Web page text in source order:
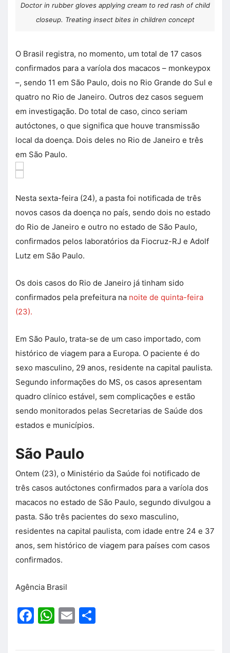
Doctor in rubber gloves applying cream to red rash of child
closeup. Treating insect bites in children concept
O Brasil registra, no momento, um total de 17 casos
confirmados para a varíola dos macacos – monkeypox
–, sendo 11 em São Paulo, dois no Rio Grande do Sul e
quatro no Rio de Janeiro. Outros dez casos seguem
em investigação. Do total de caso, cinco seriam
autóctones, o que significa que houve transmissão
local da doença. Dois deles no Rio de Janeiro e três
em São Paulo.
Nesta sexta-feira (24), a pasta foi notificada de três
novos casos da doença no país, sendo dois no estado
do Rio de Janeiro e outro no estado de São Paulo,
confirmados pelos laboratórios da Fiocruz-RJ e Adolf
Lutz em São Paulo.
Os dois casos do Rio de Janeiro já tinham sido
confirmados pela prefeitura na noite de quinta-feira
(23).
Em São Paulo, trata-se de um caso importado, com
histórico de viagem para a Europa. O paciente é do
sexo masculino, 29 anos, residente na capital paulista.
Segundo informações do MS, os casos apresentam
quadro clínico estável, sem complicações e estão
sendo monitorados pelas Secretarias de Saúde dos
estados e municípios.
São Paulo
Ontem (23), o Ministério da Saúde foi notificado de
três casos autóctones confirmados para a varíola dos
macacos no estado de São Paulo, segundo divulgou a
pasta. São três pacientes do sexo masculino,
residentes na capital paulista, com idade entre 24 e 37
anos, sem histórico de viagem para países com casos
confirmados.
Agência Brasil
Facebook
WhatsApp
Email